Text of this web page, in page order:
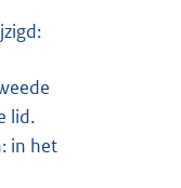
lid.
in het